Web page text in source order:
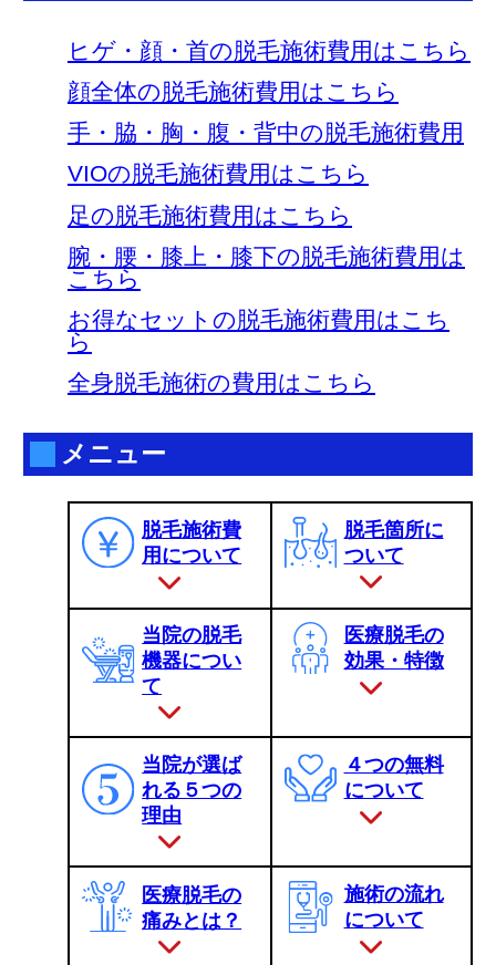
ヒゲ・顔・首の脱毛施術費用はこちら
顔全体の脱毛施術費用はこちら
手・脇・胸・腹・背中の脱毛施術費用
VIOの脱毛施術費用はこちら
足の脱毛施術費用はこちら
腕・腰・膝上・膝下の脱毛施術費用は
こちら
お得なセットの脱毛施術費用はこち
ら
全身脱毛施術の費用はこちら
メニュー
脱毛施術費
用について
脱毛箇所に
ついて
当院の脱毛
機器につい
て
医療脱毛の
効果・特徴
当院が選ば
れる５つの
理由
４つの無料
について
医療脱毛の
痛みとは？
施術の流れ
について